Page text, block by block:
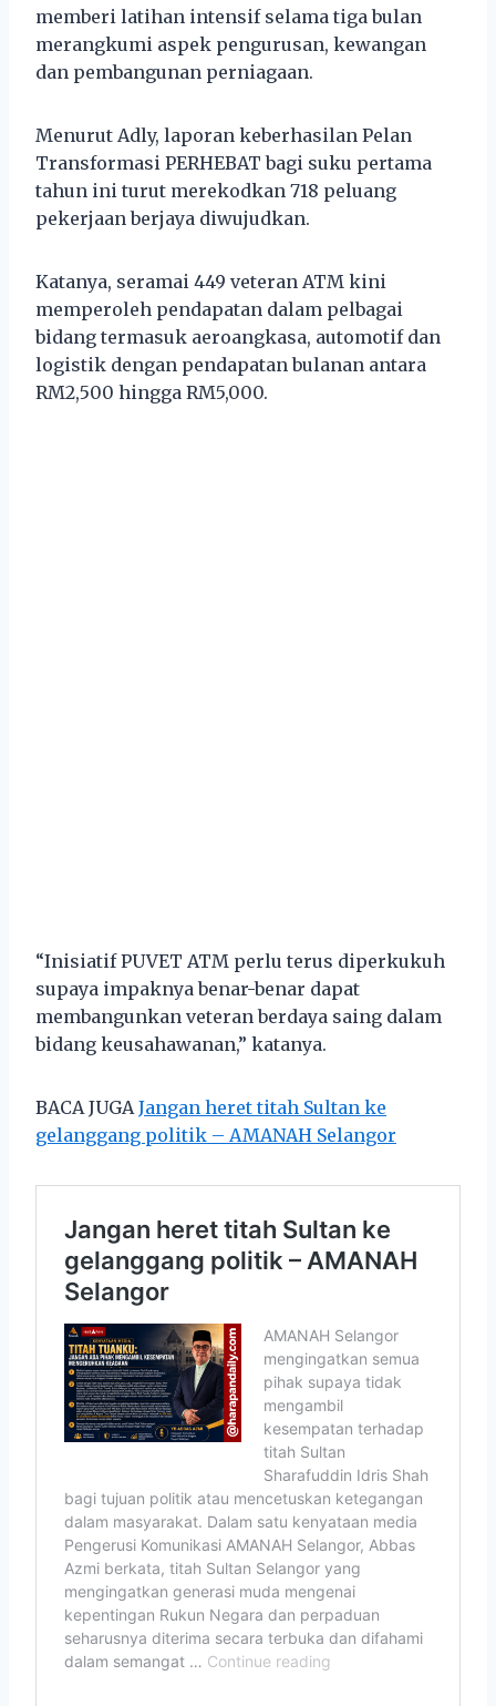
memberi latihan intensif selama tiga bulan
merangkumi aspek pengurusan, kewangan
dan pembangunan perniagaan.
Menurut Adly, laporan keberhasilan Pelan
Transformasi PERHEBAT bagi suku pertama
tahun ini turut merekodkan 718 peluang
pekerjaan berjaya diwujudkan.
Katanya, seramai 449 veteran ATM kini
memperoleh pendapatan dalam pelbagai
bidang termasuk aeroangkasa, automotif dan
logistik dengan pendapatan bulanan antara
RM2,500 hingga RM5,000.
“Inisiatif PUVET ATM perlu terus diperkukuh
supaya impaknya benar-benar dapat
membangunkan veteran berdaya saing dalam
bidang keusahawanan,” katanya.
BACA JUGA Jangan heret titah Sultan ke
gelanggang politik – AMANAH Selangor